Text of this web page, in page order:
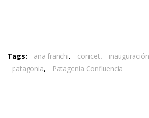
Tags: ana franchi, conicet, inauguración
patagonia, Patagonia Confluencia